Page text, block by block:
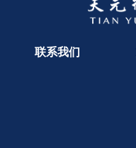
联系我们